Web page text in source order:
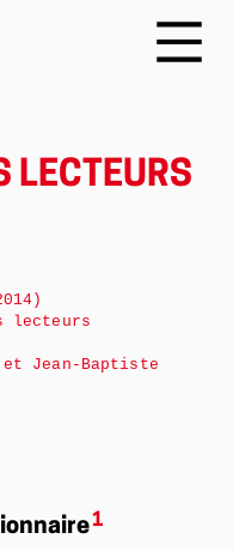
LECTEURS
1
lecteurs
Jean-Baptiste